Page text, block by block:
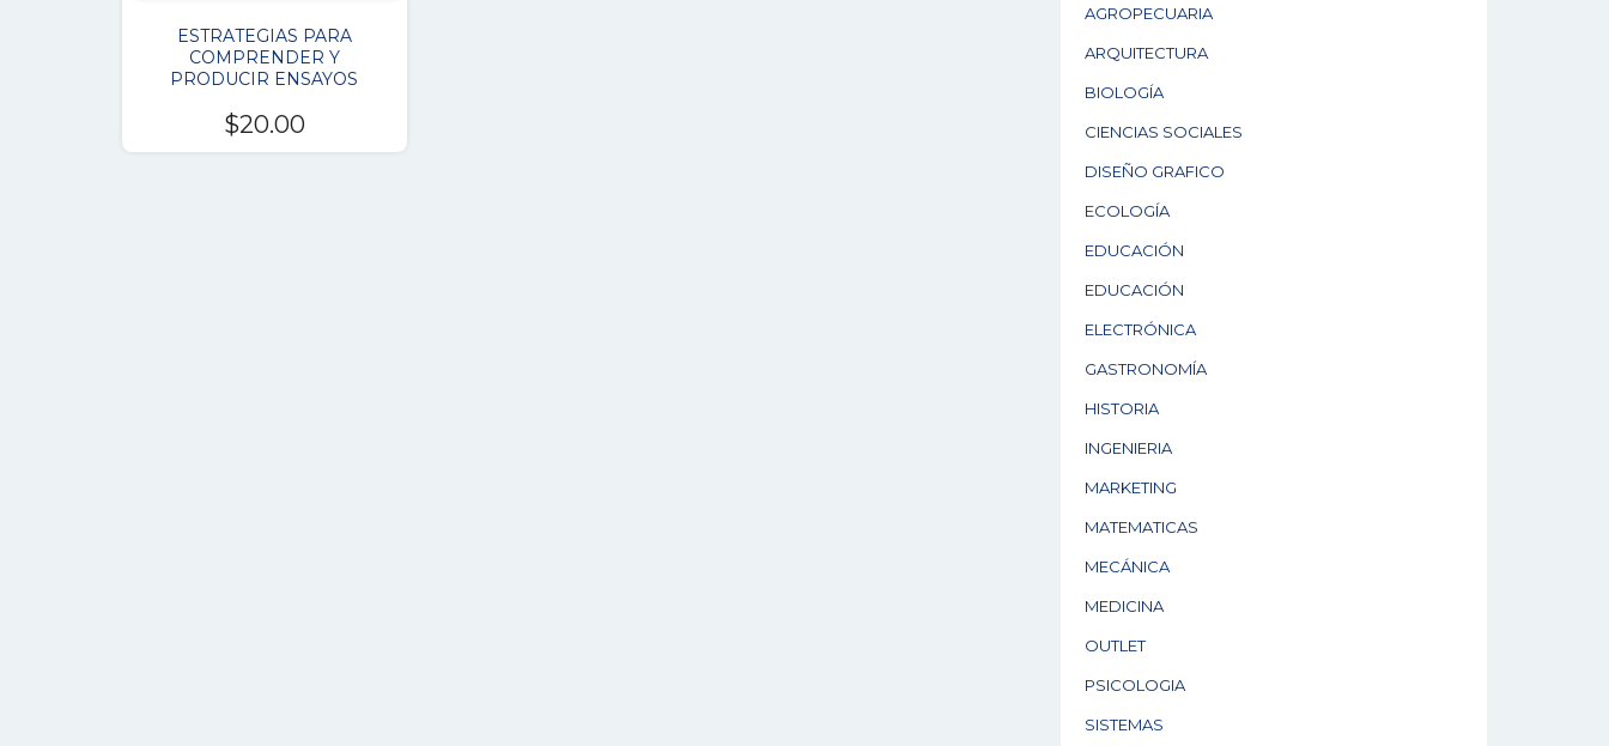
ESTRATEGIAS PARA
COMPRENDER Y
PRODUCIR ENSAYOS
$20.00
AGROPECUARIA
ARQUITECTURA
BIOLOGÍA
CIENCIAS SOCIALES
DISEÑO GRAFICO
ECOLOGÍA
EDUCACIÓN
EDUCACIÓN
ELECTRÓNICA
GASTRONOMÍA
HISTORIA
INGENIERIA
MARKETING
MATEMATICAS
MECÁNICA
MEDICINA
OUTLET
PSICOLOGIA
SISTEMAS